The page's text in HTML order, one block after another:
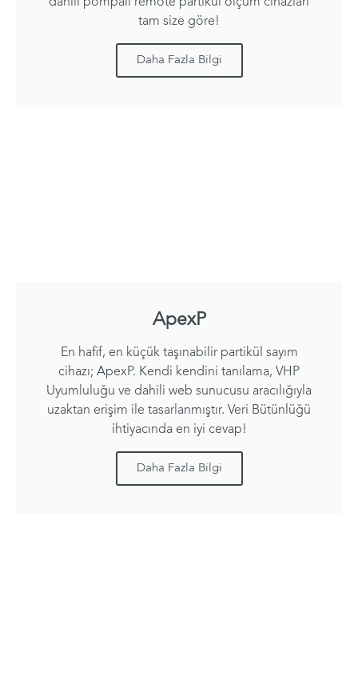
tam size göre!
Daha Fazla Bilgi
ApexP
En hafif, en küçük taşınabilir partikül sayım
cihazı; ApexP. Kendi kendini tanılama, VHP
Uyumluluğu ve dahili web sunucusu aracılığıyla
uzaktan erişim ile tasarlanmıştır. Veri Bütünlüğü
ihtiyacında en iyi cevap!
Daha Fazla Bilgi